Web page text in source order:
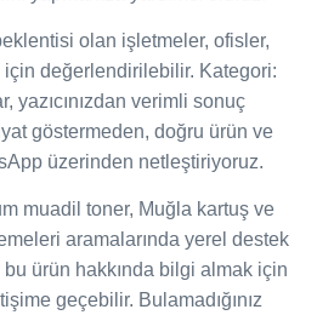
olan işletmeler, ofisler,
için değerlendirilebilir. Kategori:
yazıcınızdan verimli sonuç
göstermeden, doğru ürün ve
üzerinden netleştiriyoruz.
muadil toner, Muğla kartuş ve
aramalarında yerel destek
ürün hakkında bilgi almak için
geçebilir. Bulamadığınız